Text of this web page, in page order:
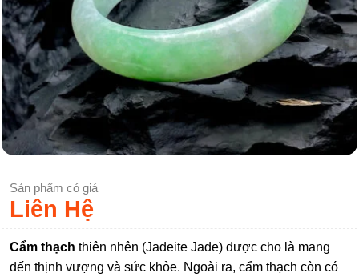
Sản phẩm có giá
Liên Hệ
Cẩm thạch thiên nhên (Jadeite Jade) được cho là mang
đến thịnh vượng và sức khỏe. Ngoài ra, cẩm thạch còn có